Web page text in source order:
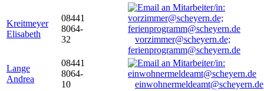
Kreitmeyer
Elisabeth
08441
8064-
32
vorzimmer@scheyern.de;
ferienprogramm@scheyern.de
Lange
Andrea
08441
8064-
10
einwohnermeldeamt@scheyern.de